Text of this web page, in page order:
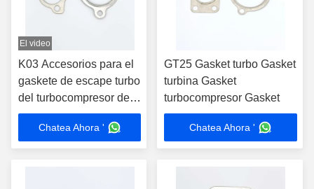
El video
K03 Accesorios para el
gaskete de escape turbo
del turbocompresor de
entrada de turbina
Chatea Ahora '
GT25 Gasket turbo Gasket
turbina Gasket
turbocompresor Gasket
Chatea Ahora '